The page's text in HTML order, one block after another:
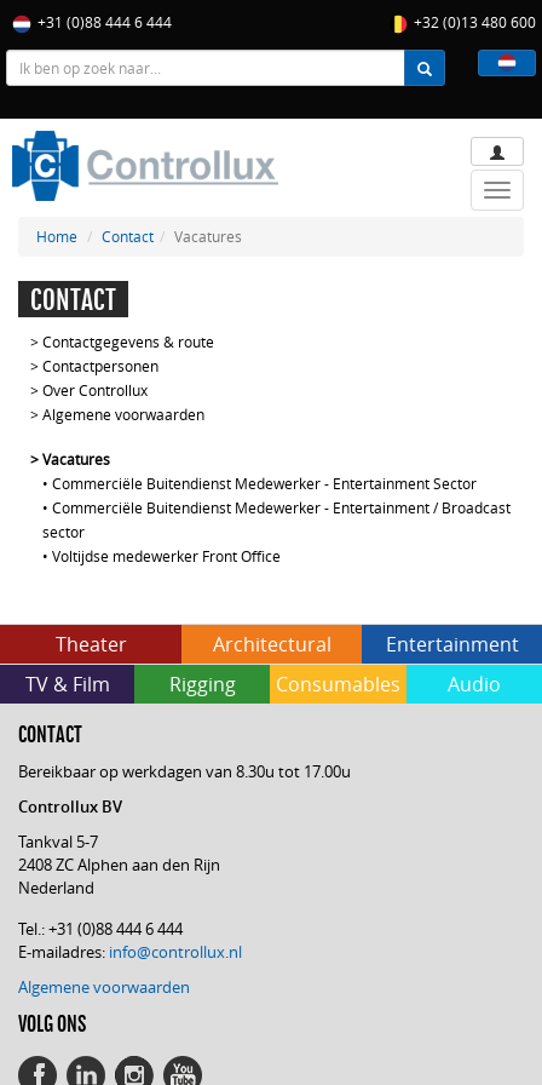
+31 (0)88 444 6 444 +32 (0)13 480 600
Toggle
Home
Contact Vacatures
CONTACT
>Contactgegevens & route
>Contactpersonen
>Over Controllux
>Algemene voorwaarden
>Vacatures
• Commerciële Buitendienst Medewerker - Entertainment Sector
• Commerciële Buitendienst Medewerker - Entertainment / Broadcast
sector
• Voltijdse medewerker Front Office
Theater Architectural
Entertainment
TV & Film
Rigging Consumables Audio
CONTACT
Bereikbaar op werkdagen van 8.30u tot 17.00u
Controllux BV
Tankval 5-7
2408 ZC Alphen aan den Rijn
Nederland
Tel.: +31 (0)88 444 6 444
E-mailadres: info@controllux.nl
Algemene voorwaarden
VOLG ONS